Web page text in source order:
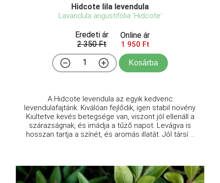
Hidcote lila levendula
Lavandula angustifolia 'Hidcote'
Eredeti ár
2 350 Ft
Online ár
1 950 Ft
Kosárba
A Hidcote levendula az egyik kedvenc
levendulafajtánk. Kiválóan fejlődik, igen stabil növény.
Kiültetve kevés betegsége van, viszont jól ellenáll a
szárazságnak, és imádja a tűző napot. Levágva is
hosszan tartja a színét, és aromás illatát. Jól társí ...